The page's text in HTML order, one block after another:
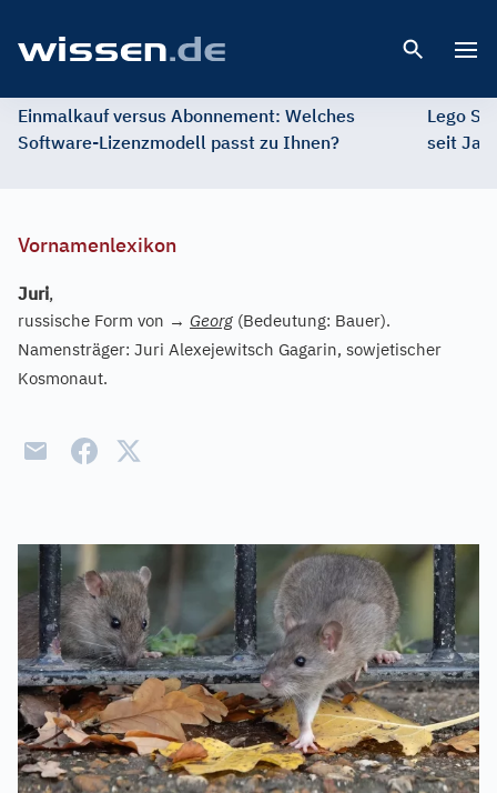
Einmalkauf versus Abonnement: Welches
Software-Lizenzmodell passt zu Ihnen?
Lego
seit
Vornamenlexikon
Juri,
russische Form von → Georg (Bedeutung: Bauer).
Namensträger: Juri Alexejewitsch Gagarin, sowjetischer
Kosmonaut.